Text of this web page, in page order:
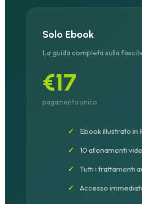
Solo Ebook
La guida completa sulla
€17
pagamento unico
Ebook illustrato in
10 allenamenti
Tutti i trattamenti
Accesso